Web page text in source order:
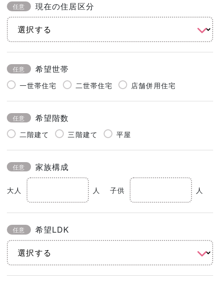
任意 現在の住居区分
任意 希望世帯
一世帯住宅 二世帯住宅 店舗併用住宅
任意 希望階数
二階建て 三階建て 平屋
任意 家族構成
大人 人 子供 人
任意 希望LDK